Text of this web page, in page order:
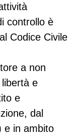
controllo è
Codice Civile
a non
e
e
dal
e in ambito